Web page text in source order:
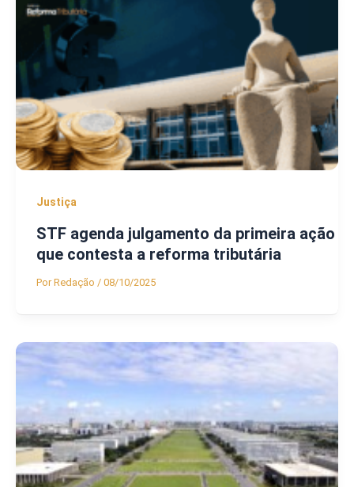
Justiça
STF agenda julgamento da primeira ação
que contesta a reforma tributária
PorRedação / 08/10/2025